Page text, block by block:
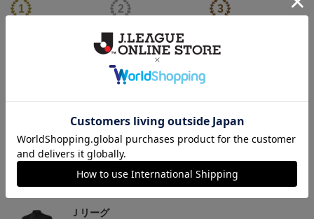
マリニエールユニ
4,950円
アタッキングフットボー
ルユニ
4,950円
FI BOS Tシャツ＜トリパ
ラ＞
8,250円
トピックス
Ｊリーグ